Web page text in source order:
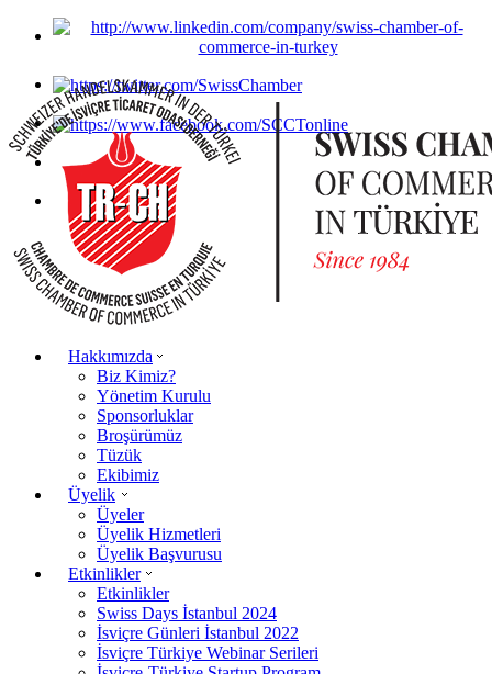
Hakkımızda
Biz Kimiz?
Yönetim Kurulu
Sponsorluklar
Broşürümüz
Tüzük
Ekibimiz
Üyelik
Üyeler
Üyelik Hizmetleri
Üyelik Başvurusu
Etkinlikler
Etkinlikler
Swiss Days İstanbul 2024
İsviçre Günleri İstanbul 2022
İsviçre Türkiye Webinar Serileri